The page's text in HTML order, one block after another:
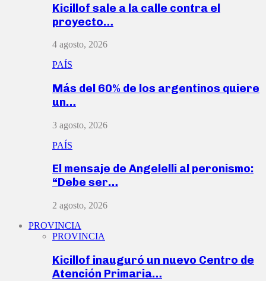
Kicillof sale a la calle contra el
proyecto…
4 agosto, 2026
PAÍS
Más del 60% de los argentinos quiere
un…
3 agosto, 2026
PAÍS
El mensaje de Angelelli al peronismo:
“Debe ser…
2 agosto, 2026
PROVINCIA
PROVINCIA
Kicillof inauguró un nuevo Centro de
Atención Primaria…